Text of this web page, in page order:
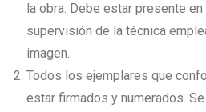
la obra. Debe estar presente
supervisión de la técnica
imagen.
Todos los ejemplares que
estar firmados y numerados.